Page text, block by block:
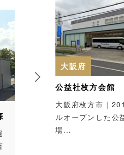
松阪市嬉野斎場 ヒブノ
大阪府
公益社枚方会館
大阪府枚方市｜
ルオープンした公
場…